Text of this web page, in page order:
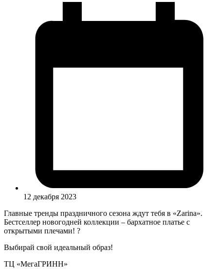
12 декабря 2023
Главные тренды праздничного сезона ждут тебя в «Zarina».
Бестселлер новогодней коллекции – бархатное платье с
открытыми плечами! ?
Выбирай свой идеальный образ!
ТЦ «МегаГРИНН»